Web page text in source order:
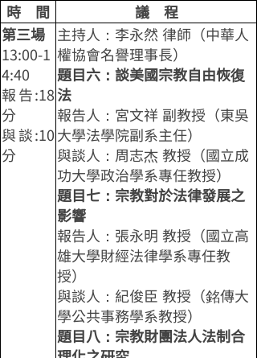
時 間
議 程
第三場
13:00-1
4:40
報告:18
分
與談:10
分
主持人：李永然 律師（中華人
權協會名譽理事長）
題目六：談美國宗教自由恢復
法
報告人：宮文祥 副教授（東吳
大學法學院副系主任）
與談人：周志杰 教授（國立成
功大學政治學系專任教授）
題目七：宗教對於法律發展之
影響
報告人：張永明 教授（國立高
雄大學財經法律學系專任教
授）
與談人：紀俊臣 教授（銘傳大
學公共事務學系教授）
題目八：宗教財團法人法制合